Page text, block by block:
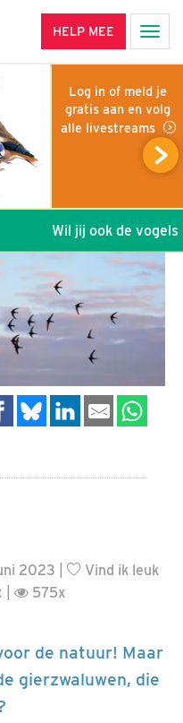
HELP MEE
Log in of meld je
gratis aan en volg
alle livestreams
Wil jij ook de vogels
2023 |
Vind ik leuk
| 575x
de natuur! Maar
gierzwaluwen, die